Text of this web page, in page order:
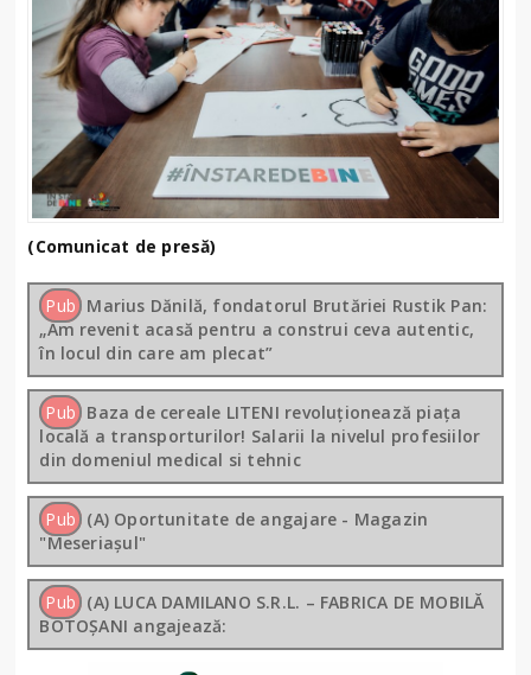
(Comunicat de presă)
Pub Marius Dănilă, fondatorul Brutăriei Rustik Pan:
„Am revenit acasă pentru a construi ceva autentic,
în locul din care am plecat”
Pub Baza de cereale LITENI revoluționează piața
locală a transporturilor! Salarii la nivelul profesiilor
din domeniul medical si tehnic
Pub (A) Oportunitate de angajare - Magazin
"Meseriașul"
Pub (A) LUCA DAMILANO S.R.L. – FABRICA DE MOBILĂ
BOTOȘANI angajează: